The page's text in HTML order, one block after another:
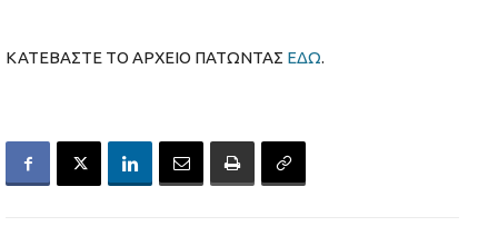
ΚΑΤΕΒΑΣΤΕ ΤΟ ΑΡΧΕΙΟ ΠΑΤΩΝΤΑΣ ΕΔΩ.